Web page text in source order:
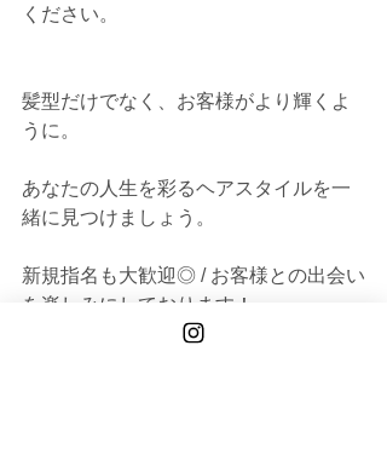
ください。
髪型だけでなく、お客様がより輝くよ
うに。
あなたの人生を彩るヘアスタイルを一
緒に見つけましょう。
新規指名も大歓迎◎ / お客様との出会い
を楽しみにしております！